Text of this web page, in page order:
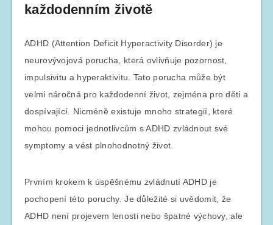
každodenním životě
ADHD (Attention Deficit Hyperactivity Disorder) je
neurovývojová porucha, která ovlivňuje pozornost,
impulsivitu a hyperaktivitu. Tato porucha může být
velmi náročná pro každodenní život, zejména pro děti a
dospívající. Nicméně existuje mnoho strategií, které
mohou pomoci jednotlivcům s ADHD zvládnout své
symptomy a vést plnohodnotný život.
Prvním krokem k úspěšnému zvládnutí ADHD je
pochopení této poruchy. Je důležité si uvědomit, že
ADHD není projevem lenosti nebo špatné výchovy, ale